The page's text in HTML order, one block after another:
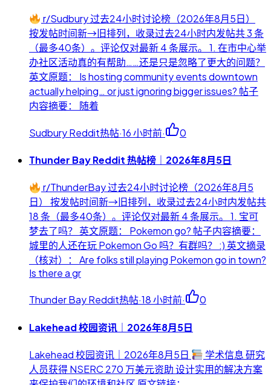
r/Sudbury 过去24小时讨论榜（2026年8月5日）
按发帖时间新→旧排列，收录过去24小时内发帖共 3 条
（最多40条）。评论仅对最新 4 条展示。 1. 在市中心举
办社区活动真的有帮助……还是只是忽略了更大的问题？
英文原题： Is hosting community events downtown
actually helping… or just ignoring bigger issues? 帖子
内容摘要： 随着
Sudbury Reddit热帖·16 小时前· 0
Thunder Bay Reddit 热帖榜｜2026年8月5日
r/ThunderBay 过去24小时讨论榜（2026年8月5
日） 按发帖时间新→旧排列，收录过去24小时内发帖共
18 条（最多40条）。评论仅对最新 4 条展示。 1. 宝可
梦去了吗？ 英文原题： Pokemon go? 帖子内容摘要：
城里的人还在玩 Pokemon Go 吗？有群吗？ :) 英文摘录
（核对）： Are folks still playing Pokemon go in town?
Is there a gr
Thunder Bay Reddit热帖·18 小时前· 0
Lakehead 校园资讯｜2026年8月5日
Lakehead 校园资讯｜2026年8月5日
学术信息 研究
人员获得 NSERC 270 万美元资助 设计实用的解决方案